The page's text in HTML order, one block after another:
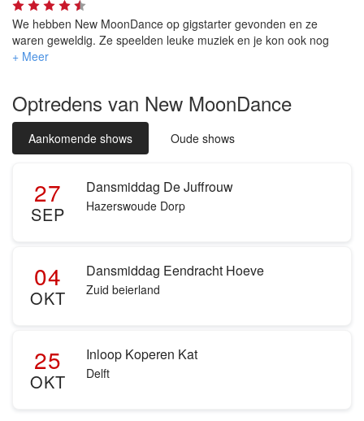
We hebben New MoonDance op gigstarter gevonden en ze
waren geweldig. Ze speelden leuke muziek en je kon ook nog
gezellig praten met elkaar. De zangeres liep ook gezellig door de
luisterde wat wij graag wilden en dat is zeker gelukt.
Optredens van New MoonDance
Aankomende shows Oude shows
27
SEP
Dansmiddag De Juffrouw
Hazerswoude Dorp
04
OKT
Dansmiddag Eendracht Hoeve
Zuid beierland
25
OKT
Inloop Koperen Kat
Delft